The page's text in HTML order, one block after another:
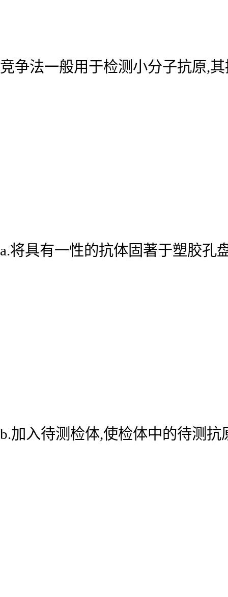
竞争法一般用于检测小分子抗原,
a.将具有一性的抗体固著于塑胶孔
b.加入待测检体,使检体中的待测